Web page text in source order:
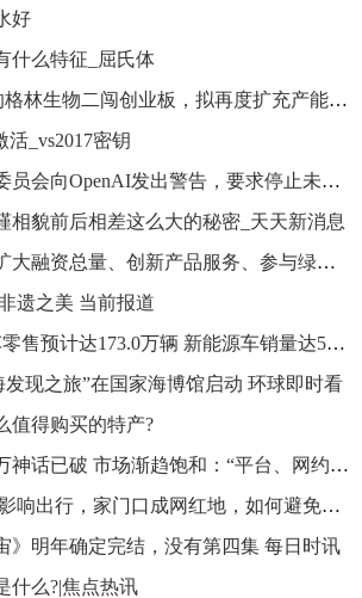
好
什么特征_屈氏体
抽中检查就撤IPO的格林生物二闯创业板，拟再度扩充产能 每日热门
活_vs2017密钥
日本个人信息保护委员会向OpenAI发出警告，要求停止未经许可的数据收集
相貌前后相差这么大的秘密_天天新消息
交通银行任德奇：扩大融资总量、创新产品服务、参与绿色金融市场建设，助力上海打造国际绿色金融枢纽
遗之美 当前报道
中国5月狭义乘用车零售预计达173.0万辆 新能源车销量达58.0万辆 天天观点
现之旅”在国家海博馆启动 环球即时看
值得购买的特产?
网约车司机月入过万神话已破 市场渐趋饱和：“平台、网约车租赁公司、驾驶员之间都在内卷” 当前资讯
当前滚动:游客进出影响出行，家门口成网红地，如何避免打卡变打扰？
》明年确定完结，没有第四集 每日时讯
什么?|焦点热讯